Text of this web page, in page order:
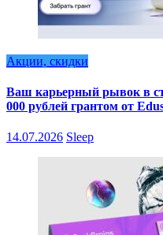
Акции, скидки
Ваш карьерный рывок в
000 рублей грантом от
14.07.2026 Sleep